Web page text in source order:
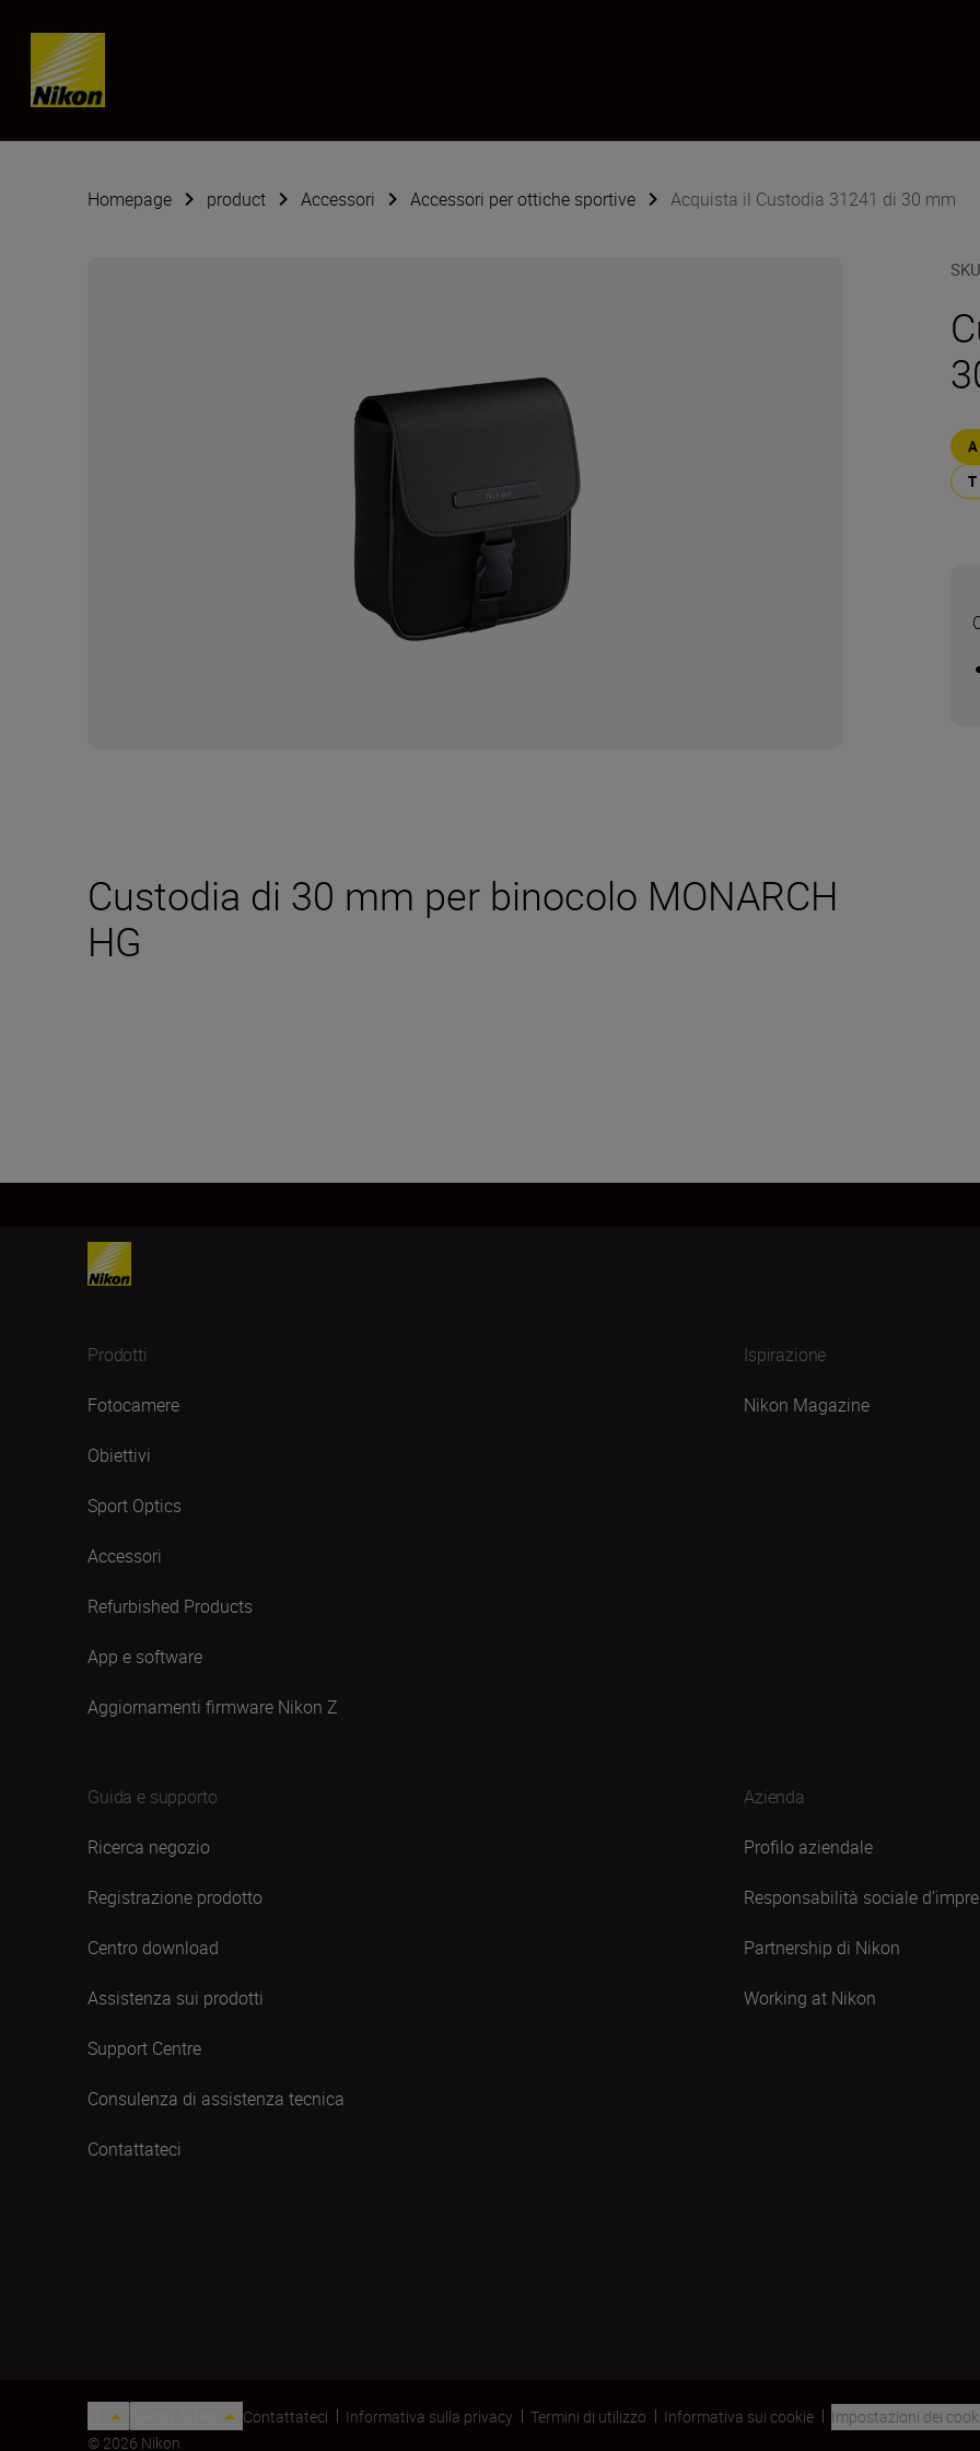
Skip content
Homepage product Accessori Accessori per ottiche sportive Acquista il Custodia 31241 di 30 mm
Custodia di 30 mm per binocolo MONARCH
HG
Prodotti
Fotocamere
Obiettivi
Sport Optics
Accessori
Refurbished Products
App e software
Aggiornamenti firmware Nikon Z
Ispirazione
Nikon Magazine
Guida e supporto
Ricerca negozio
Registrazione prodotto
Centro download
Assistenza sui prodotti
Support Centre
Consulenza di assistenza tecnica
Contattateci
Azienda
Profilo aziendale
Responsabilità sociale
Partnership di Nikon
Working at Nikon
Contattateci Informativa sulla privacy Termini di utilizzo Informativa sui cookie
Impostazioni dei
© 2026 Nikon